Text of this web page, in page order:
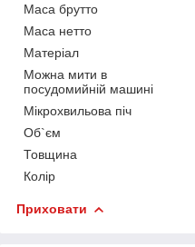
Маса брутто
Маса нетто
Матеріал
Можна мити в
посудомийній машині
Мікрохвильова піч
Об`єм
Товщина
Колір
Приховати